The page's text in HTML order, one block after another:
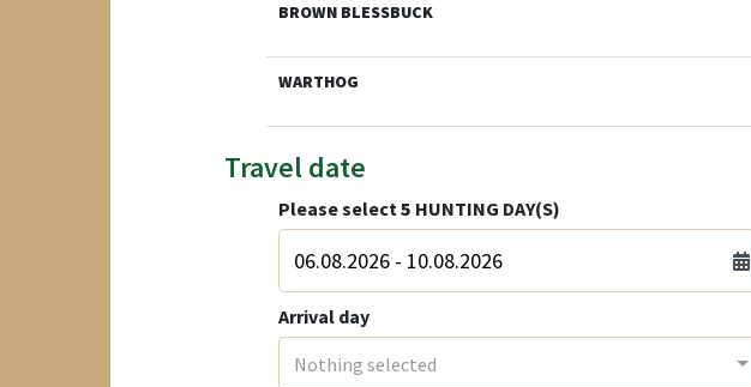
BROWN BLESSBUCK
WARTHOG
Travel date
Please select5 HUNTING DAY(S)
Arrival day
Nothing selected